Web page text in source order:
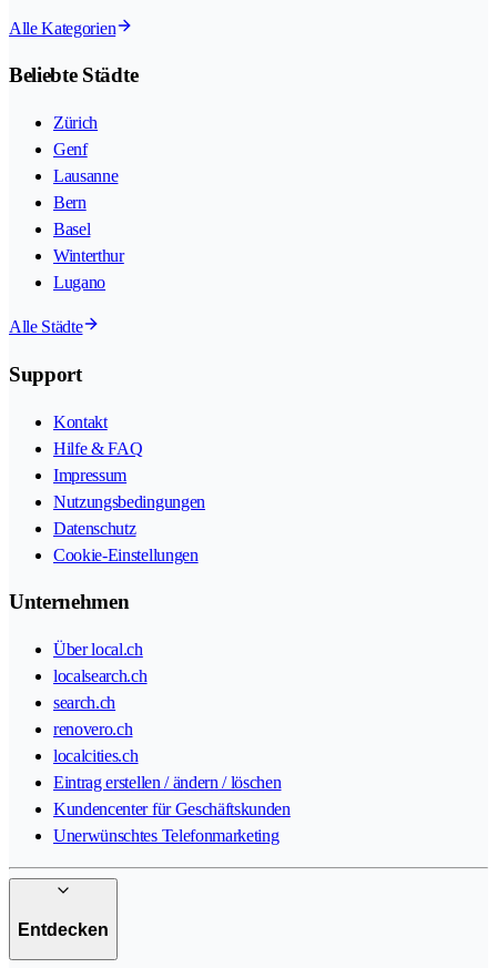
Alle Kategorien
Beliebte Städte
Zürich
Genf
Lausanne
Bern
Basel
Winterthur
Lugano
Alle Städte
Support
Kontakt
Hilfe & FAQ
Impressum
Nutzungsbedingungen
Datenschutz
Cookie-Einstellungen
Unternehmen
Über local.ch
localsearch.ch
search.ch
renovero.ch
localcities.ch
Eintrag erstellen / ändern / löschen
Kundencenter für Geschäftskunden
Unerwünschtes Telefonmarketing
Entdecken